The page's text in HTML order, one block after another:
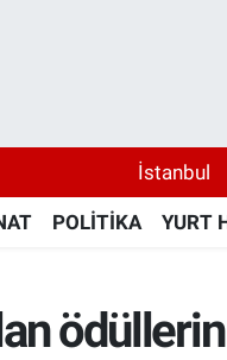
İstanbul
POLİTİKA YURT